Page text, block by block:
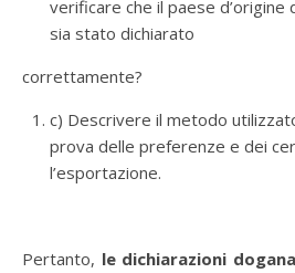
verificare che il paese
sia stato dichiarato
correttamente?
c) Descrivere il metodo
prova delle preferenze e dei
l’esportazione.
Pertanto, le dichiarazioni